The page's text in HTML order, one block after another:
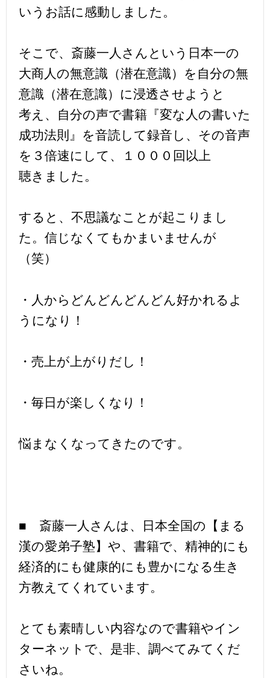
いうお話に感動しました。
そこで、斎藤一人さんという日本一の
大商人の無意識（潜在意識）を自分の無
意識（潜在意識）に浸透させようと
考え、自分の声で書籍『変な人の書いた
成功法則』を音読して録音し、その音声
を３倍速にして、１０００回以上
聴きました。
すると、不思議なことが起こりまし
た。信じなくてもかまいませんが
（笑）
・人からどんどんどんどん好かれるよ
うになり！
・売上が上がりだし！
・毎日が楽しくなり！
悩まなくなってきたのです。
■ 斎藤一人さんは、日本全国の【まる
漢の愛弟子塾】や、書籍で、精神的にも
経済的にも健康的にも豊かになる生き
方教えてくれています。
とても素晴しい内容なので書籍やイン
ターネットで、是非、調べてみてくだ
さいね。